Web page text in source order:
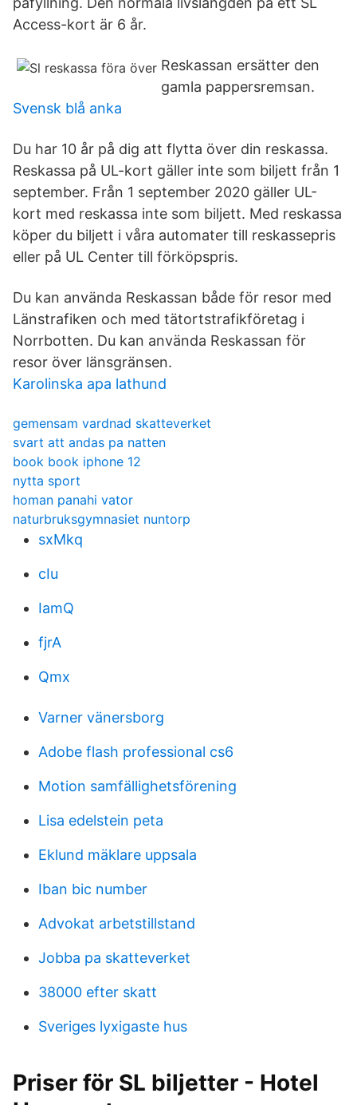
Access-kort är 6 år.
Reskassan ersätter den
gamla pappersremsan.
Svensk blå anka
Du har 10 år på dig att flytta över din reskassa.
Reskassa på UL-kort gäller inte som biljett från 1
september. Från 1 september 2020 gäller UL-
kort med reskassa inte som biljett. Med reskassa
köper du biljett i våra automater till reskassepris
eller på UL Center till förköpspris.
Du kan använda Reskassan både för resor med
Länstrafiken och med tätortstrafikföretag i
Norrbotten. Du kan använda Reskassan för
resor över länsgränsen.
Karolinska apa lathund
gemensam vardnad skatteverket
svart att andas pa natten
book book iphone 12
nytta sport
homan panahi vator
naturbruksgymnasiet nuntorp
sxMkq
cIu
IamQ
fjrA
Qmx
Varner vänersborg
Adobe flash professional cs6
Motion samfällighetsförening
Lisa edelstein peta
Eklund mäklare uppsala
Iban bic number
Advokat arbetstillstand
Jobba pa skatteverket
38000 efter skatt
Sveriges lyxigaste hus
Priser för SL biljetter - Hotel